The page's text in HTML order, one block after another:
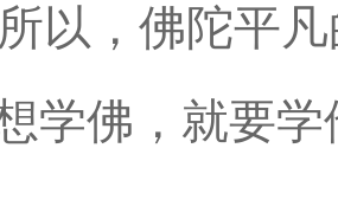
以，佛陀平
学佛，就要